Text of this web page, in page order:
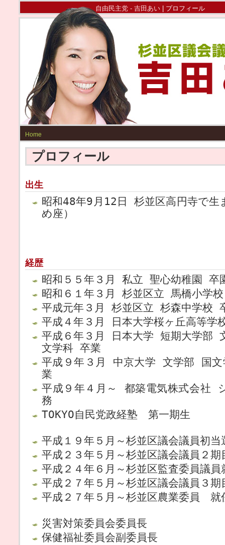
自由民主党 - 吉田あい | プロフィール
Home
プロフィール
出生
昭和48年9月12日 杉並区高円寺で
め座）
経歴
昭和５５年３月 私立 聖心幼稚園 卒
昭和６１年３月 杉並区立 馬橋小学
平成元年３月 杉並区立 杉森中学校
平成４年３月 日本大学桜ヶ丘高等学
平成６年３月 日本大学 短期大学部
文学科 卒業
平成９年３月 中京大学 文学部 国
業
平成９年４月～ 都築電気株式会社
務
TOKYO自民党政経塾 第一期生
平成１９年５月～杉並区議会議員初当
平成２３年５月～杉並区議会議員２期
平成２４年６月～杉並区監査委員議員
平成２７年５月～杉並区議会議員３期
平成２７年５月～杉並区農業委員 就
災害対策委員会委員長
保健福祉委員会副委員長